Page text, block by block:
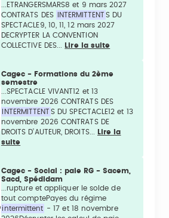
...ETRANGERSMARS8 et 9 mars 2027
CONTRATS DES
INTERMITTENT S DU
SPECTACLE9, 10, 11, 12 mars 2027
DECRYPTER LA CONVENTION
COLLECTIVE DES...
Lire la suite
Cagec - Formations du 2ème
semestre
...SPECTACLE VIVANT12 et 13
novembre 2026 CONTRATS DES
INTERMITTENT S DU SPECTACLE12 et 13
novembre 2026 CONTRATS DE
DROITS D’AUTEUR, DROITS...
Lire la
suite
Cagec - Social : paie RG - Sacem,
Sacd, Spédidam
...rupture et appliquer le solde de
tout comptePayes du régime
intermittent - 17 et 18 novembre